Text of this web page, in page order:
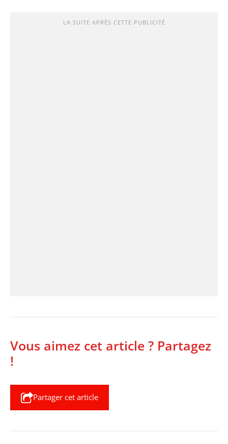
LA SUITE APRÈS CETTE PUBLICITÉ
Vous aimez cet article ? Partagez
!
Partager cet article